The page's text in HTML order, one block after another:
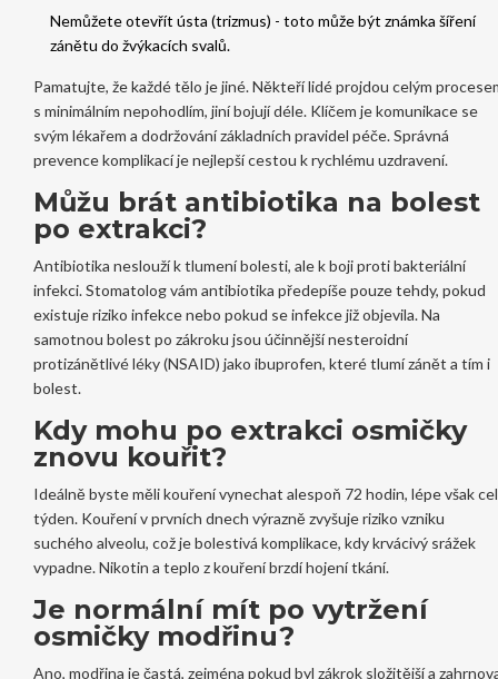
Nemůžete otevřít ústa (trizmus) - toto může být známka šíření
zánětu do žvýkacích svalů.
Pamatujte, že každé tělo je jiné. Někteří lidé projdou celým
s minimálním nepohodlím, jiní bojují déle. Klíčem je komunikace se
svým lékařem a dodržování základních pravidel péče. Správná
prevence komplikací je nejlepší cestou k rychlému uzdravení.
Můžu brát antibiotika na bolest
po extrakci?
Antibiotika neslouží k tlumení bolesti, ale k boji proti bakteriální
infekci. Stomatolog vám antibiotika předepíše pouze tehdy, pokud
existuje riziko infekce nebo pokud se infekce již objevila. Na
samotnou bolest po zákroku jsou účinnější nesteroidní
protizánětlivé léky (NSAID) jako ibuprofen, které tlumí zánět a tím i
bolest.
Kdy mohu po extrakci osmičky
znovu kouřit?
Ideálně byste měli kouření vynechat alespoň 72 hodin, lépe však
týden. Kouření v prvních dnech výrazně zvyšuje riziko vzniku
suchého alveolu, což je bolestivá komplikace, kdy krvácivý srážek
vypadne. Nikotin a teplo z kouření brzdí hojení tkání.
Je normální mít po vytržení
osmičky modřinu?
Ano, modřina je častá, zejména pokud byl zákrok složitější a